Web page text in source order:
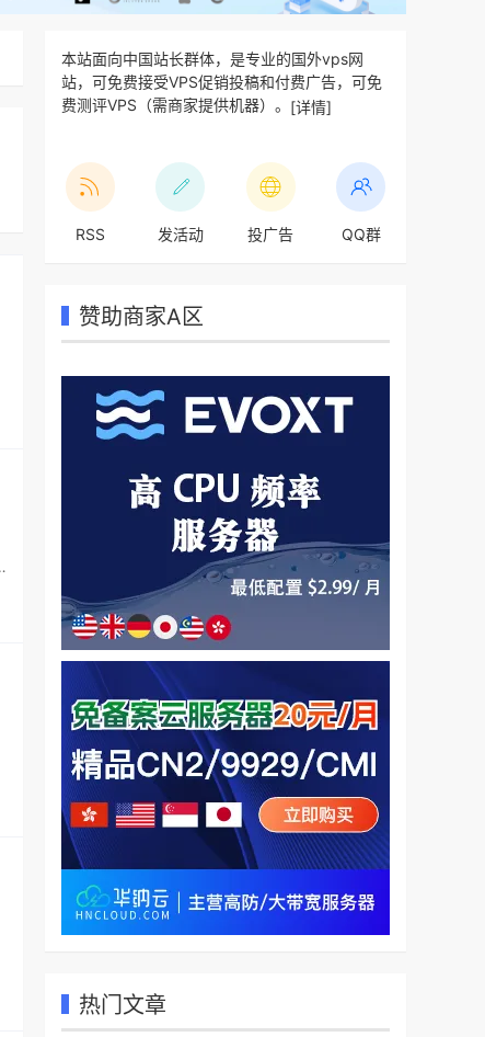
本站面向中国站长群体，是专业的国外vps网
站，可免费接受VPS促销投稿和付费广告，可免
费测评VPS（需商家提供机器）。 [详情]
RSS 发活动 投广告 QQ群
赞助商家A区
热门文章